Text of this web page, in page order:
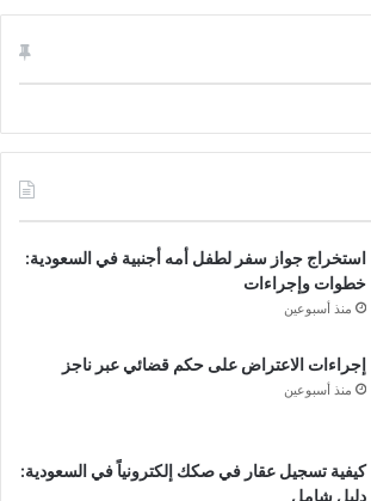
استخراج جواز سفر لطفل أمه أجنبية في السعودية:
خطوات وإجراءات
منذ أسبوعين
إجراءات الاعتراض على حكم قضائي عبر ناجز
منذ أسبوعين
كيفية تسجيل عقار في صكك إلكترونياً في السعودية:
دليل شامل